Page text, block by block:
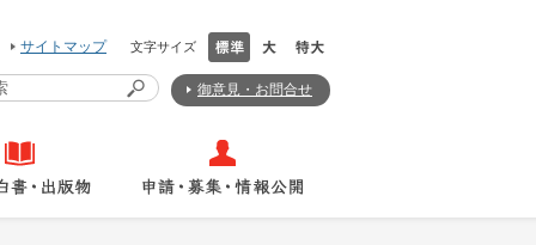
サイトマップ 文字サイズ
御意見・お問合せ